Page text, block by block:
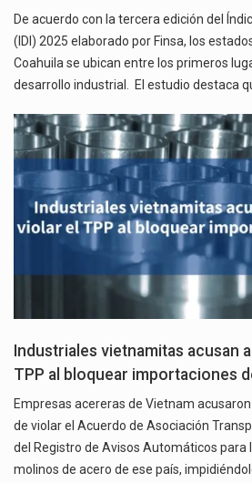
De acuerdo con la tercera edición del
(IDI) 2025 elaborado por Finsa, los
Coahuila se ubican entre los primeros
desarrollo industrial. El estudio destaca
Industriales vietnamitas acusan
TPP al bloquear importaciones
Empresas acereras de Vietnam
de violar el Acuerdo de Asociación
del Registro de Avisos Automáticos para
molinos de acero de ese país,